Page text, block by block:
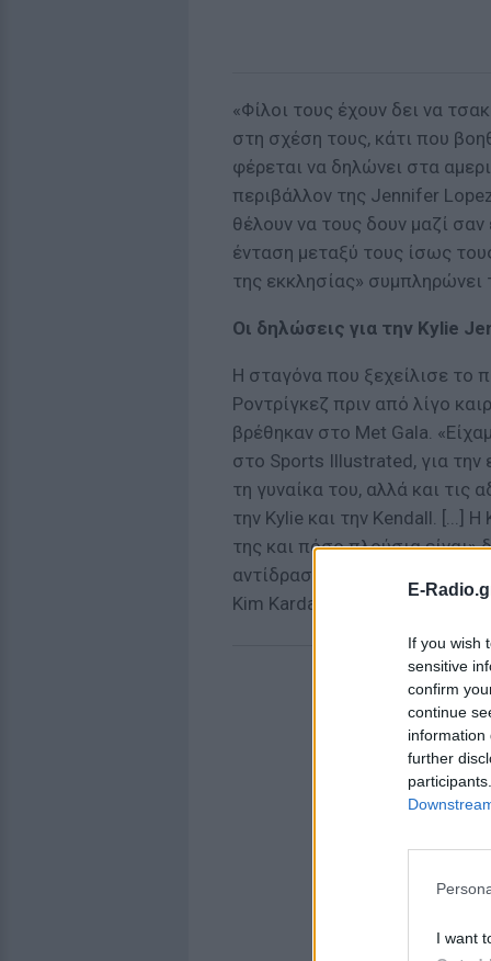
E-
If you wish
sensitive
confirm
continue
information
further
I want
«Φίλοι τους έχουν δει να
στη σχέση τους, κάτι που
φέρεται να δηλώνει στα
περιβάλλον της Jennifer
θέλουν να τους δουν μαζί
ένταση μεταξύ τους ίσως
της εκκλησίας» συμπληρώνει
Οι δηλώσεις για την Kylie
Η σταγόνα που ξεχείλισε το
Ροντρίγκεζ πριν από λίγο
βρέθηκαν στο Met Gala.
στο Sports Illustrated, για την
τη γυναίκα του, αλλά και τις
την Kylie και την Kendall. [...]
της και πόσο πλούσια
αντίδραση, τόσο της
Kim Kardashian.